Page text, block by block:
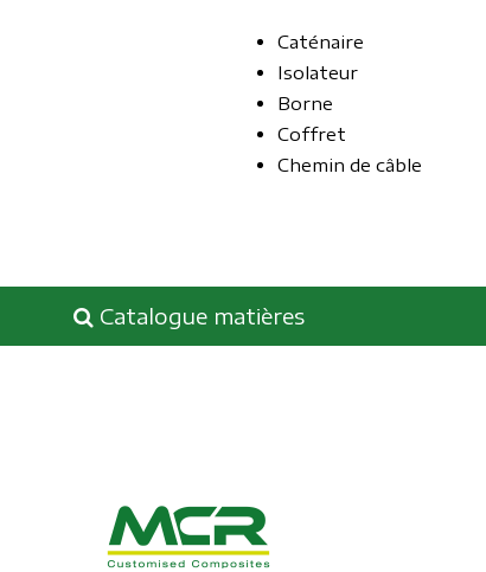
Caténaire
Isolateur
Borne
Coffret
Chemin de câble
Catalogue matières